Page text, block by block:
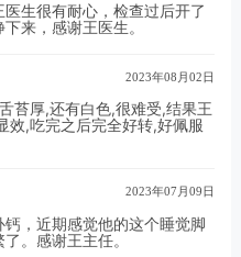
生很有耐心，检查过后开了
来，感谢王医生。
2023年08月02日
苔厚,还有白色,很难受,结果王
效,吃完之后完全好转,好佩服
2023年07月09日
，近期感觉他的这个睡觉脚
。感谢王主任。